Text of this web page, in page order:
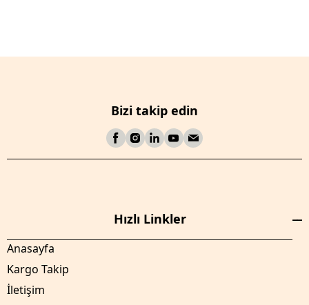
Bizi takip edin
Hızlı Linkler
Anasayfa
Kargo Takip
İletişim